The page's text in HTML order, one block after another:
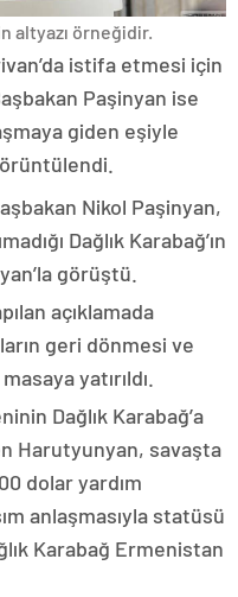
altyazı örneğidir.
istifa etmesi için
Paşinyan ise
giden eşiyle
Nikol Paşinyan,
Dağlık Karabağ’ın
görüştü.
açıklamada
geri dönmesi ve
yatırıldı.
Dağlık Karabağ’a
Harutyunyan, savaşta
dolar yardım
anlaşmasıyla statüsü
Karabağ Ermenistan